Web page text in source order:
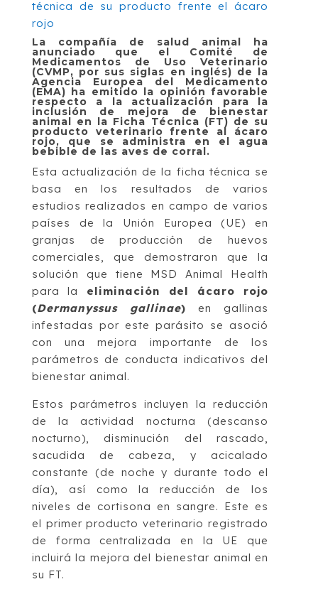
La compañía de salud animal ha
anunciado que el Comité de
Medicamentos de Uso Veterinario
(CVMP, por sus siglas en inglés) de la
Agencia Europea del Medicamento
(EMA) ha emitido la opinión favorable
respecto a la actualización para la
inclusión de mejora de bienestar
animal en la Ficha Técnica (FT) de su
producto veterinario frente al ácaro
rojo, que se administra en el agua
bebible de las aves de corral.
Esta actualización de la ficha técnica se
basa en los resultados de varios
estudios realizados en campo de varios
países de la Unión Europea (UE) en
granjas de producción de huevos
comerciales, que demostraron que la
solución que tiene MSD Animal Health
para la
eliminación del ácaro rojo
(Dermanyssus gallinae) en gallinas
infestadas por este parásito se asoció
con una mejora importante de los
parámetros de conducta indicativos del
bienestar animal.
Estos parámetros incluyen la reducción
de la actividad nocturna (descanso
nocturno), disminución del rascado,
sacudida de cabeza, y acicalado
constante (de noche y durante todo el
día), así como la reducción de los
niveles de cortisona en sangre. Este es
el primer producto veterinario registrado
de forma centralizada en la UE que
incluirá la mejora del bienestar animal en
su FT.